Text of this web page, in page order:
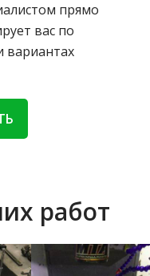
прямо
вас по
вариантах
работ